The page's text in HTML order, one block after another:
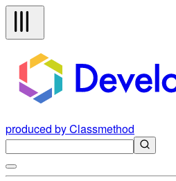
produced by Classmethod